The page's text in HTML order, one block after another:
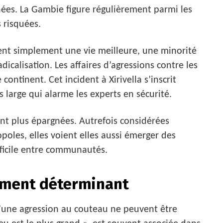
La Gambie figure régulièrement parmi les
risquées.
simplement une vie meilleure, une minorité
Les affaires d’agressions contre les
Cet incident à Xirivella s’inscrit
qui alarme les experts en sécurité.
plus épargnées. Autrefois considérées
elles voient elles aussi émerger des
entre communautés.
déterminant
agression au couteau ne peuvent être